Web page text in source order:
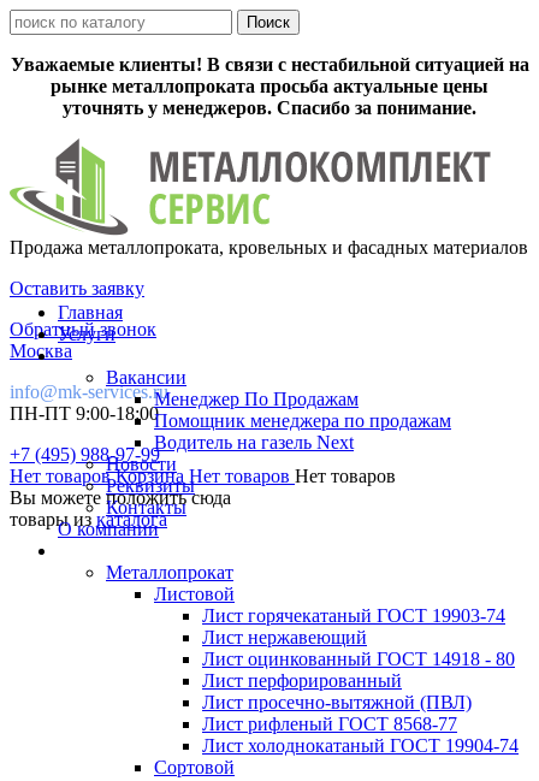
Уважаемые клиенты! В связи с нестабильной ситуацией на
рынке металлопроката просьба актуальные цены
уточнять у менеджеров. Спасибо за понимание.
Продажа металлопроката, кровельных и фасадных материалов
Оставить заявку
Обратный звонок
Москва
info@mk-services.ru
ПН-ПТ 9:00-18:00
+7 (495) 988-97-99
Нет товаровКорзина Нет товаров Нет товаров
Вы можете положить сюда
товары из каталога
Главная
Услуги
Вакансии
Менеджер По Продажам
Помощник менеджера по продажам
Водитель на газель Next
Новости
Реквизиты
Контакты
О компании
Металлопрокат
Листовой
Лист горячекатаный ГОСТ 19903-74
Лист нержавеющий
Лист оцинкованный ГОСТ 14918 - 80
Лист перфорированный
Лист просечно-вытяжной (ПВЛ)
Лист рифленый ГОСТ 8568-77
Лист холоднокатаный ГОСТ 19904-74
Сортовой